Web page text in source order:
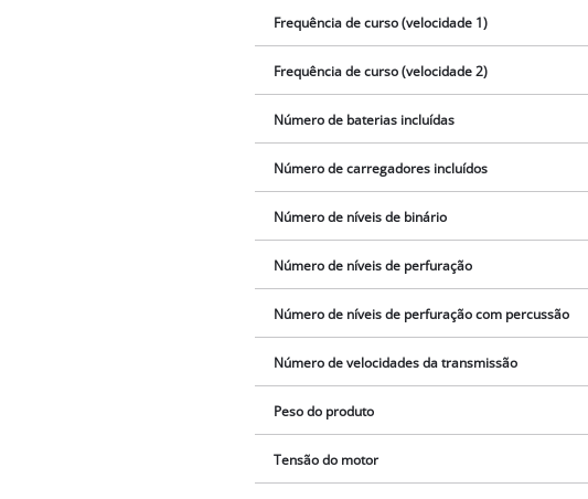
Frequência de curso (velocidade 1)
Frequência de curso (velocidade 2)
Número de baterias incluídas
Número de carregadores incluídos
Número de níveis de binário
Número de níveis de perfuração
Número de níveis de perfuração com percussão
Número de velocidades da transmissão
Peso do produto
Tensão do motor